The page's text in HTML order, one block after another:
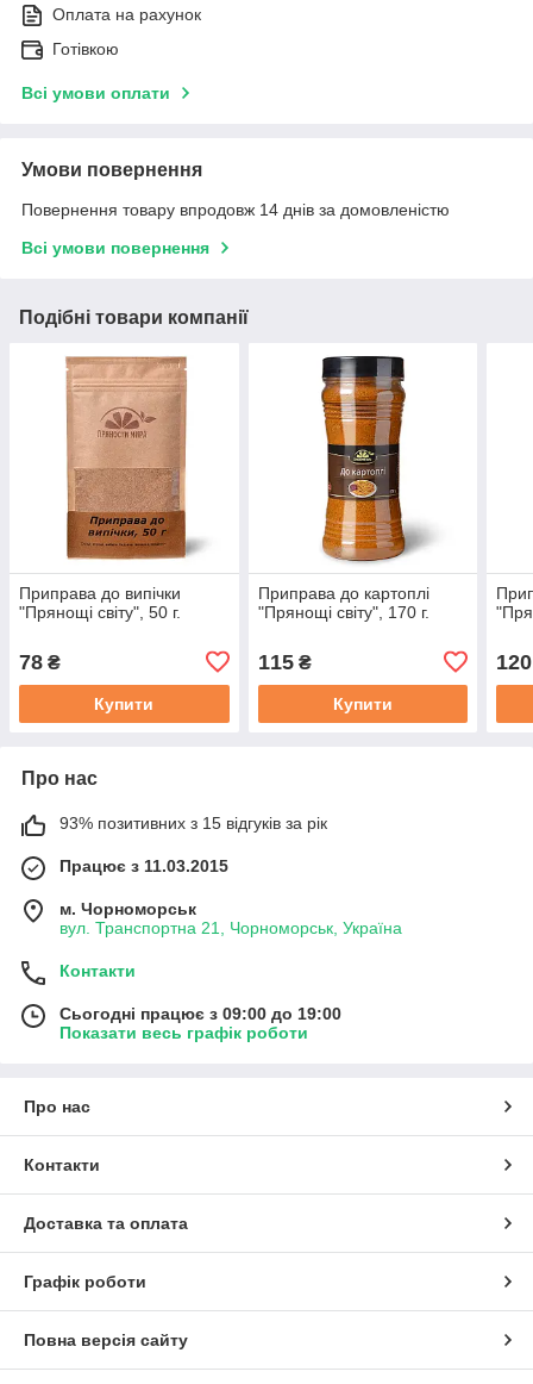
Оплата на рахунок
Готівкою
Всі умови оплати
Умови повернення
Повернення товару впродовж 14 днів за домовленістю
Всі умови повернення
Подібні товари компанії
Приправа до випічки
"Прянощі світу", 50 г.
78 ₴
Купити
Приправа до картоплі
"Прянощі світу", 170 г.
115₴
Купити
120
Про нас
93% позитивних з 15 відгуків за рік
Працює з 11.03.2015
м. Чорноморськ
вул. Транспортна 21, Чорноморськ, Україна
Контакти
Сьогодні працює з 09:00 до 19:00
Показати весь графік роботи
Про нас
Контакти
Доставка та оплата
Графік роботи
Повна версія сайту